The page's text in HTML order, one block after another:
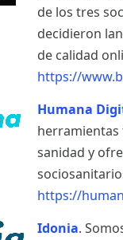
de los tres
decidieron
de calidad
https://
Humana
herramientas
sanidad y
https://
Idonia.